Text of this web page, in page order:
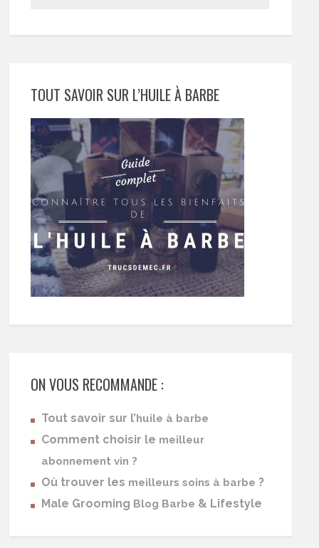
TOUT SAVOIR SUR L’HUILE À BARBE
ON VOUS RECOMMANDE :
Tout savoir sur l’huile à barbe
Comment choisir le meilleur
abonnement vin ?
Où trouver les meilleurs soins à barbe ?
Male Grooming Blog Barbe & Lifestyle